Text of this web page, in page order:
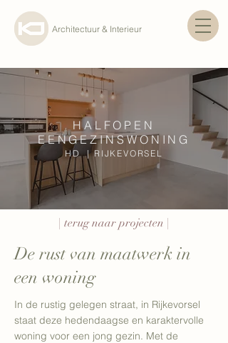
Architectuur & Interieur
HALFOPEN
EENGEZINSWONING
HD | RIJKEVORSEL
| terug naar projecten |
De rust van maatwerk in
een woning
In de rustig gelegen straat, in Rijkevorsel
staat deze hedendaagse en karaktervolle
woning voor een jong gezin. Met de